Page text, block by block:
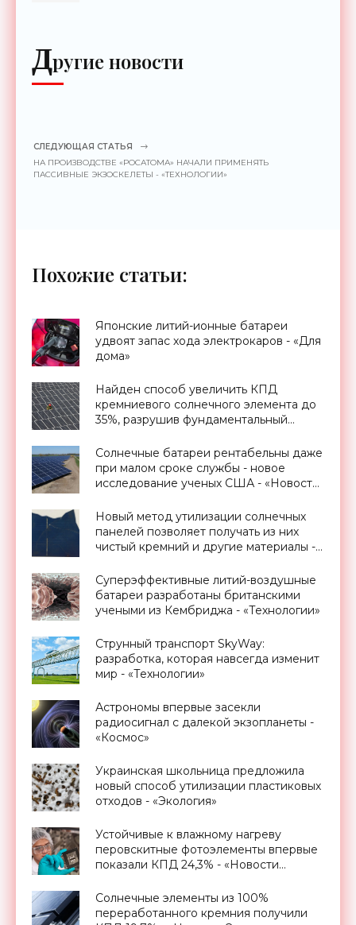
Другие новости
СЛЕДУЮЩАЯ СТАТЬЯ
НА ПРОИЗВОДСТВЕ «РОСАТОМА» НАЧАЛИ ПРИМЕНЯТЬ
ПАССИВНЫЕ ЭКЗОСКЕЛЕТЫ - «ТЕХНОЛОГИИ»
Похожие статьи:
Японские литий-ионные батареи
удвоят запас хода электрокаров - «Для
дома»
Найден способ увеличить КПД
кремниевого солнечного элемента до
35%, разрушив фундаментальный
Электроники»
Солнечные батареи рентабельны даже
при малом сроке службы - новое
исследование ученых США - «Новости
Новый метод утилизации солнечных
панелей позволяет получать из них
чистый кремний и другие материалы -
Суперэффективные литий-воздушные
батареи разработаны британскими
учеными из Кембриджа - «Технологии»
Струнный транспорт SkyWay:
разработка, которая навсегда изменит
мир - «Технологии»
Астрономы впервые засекли
радиосигнал с далекой экзопланеты -
«Космос»
Украинская школьница предложила
новый способ утилизации пластиковых
отходов - «Экология»
Устойчивые к влажному нагреву
перовскитные фотоэлементы впервые
показали КПД 24,3% - «Новости
Солнечные элементы из 100%
переработанного кремния получили